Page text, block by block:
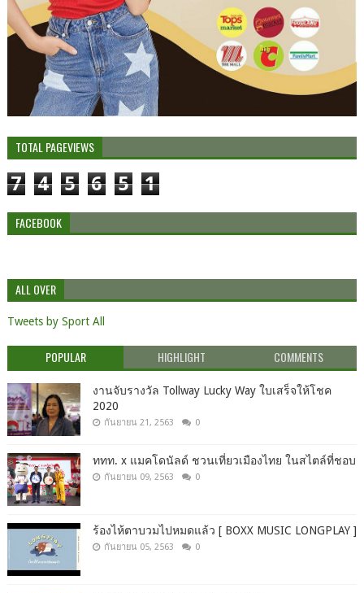
TOTAL PAGEVIEWS
7 4 5 6 5 1
FACEBOOK
ALL OVER
Tweets by Sport All
POPULAR HIGHLIGHT COMMENTS
งานจับรางวัล Tollway Lucky Way ใบเสร็จให้โชค
2020
กันยายน 21, 2563 0
ททท. x แมคโดนัลด์ ชวนเที่ยวเมืองไทย ในสไตล์ที่ชอบ
กันยายน 09, 2563 0
ร้องไห้ตาบวมไปหมดแล้ว [ BOXX MUSIC LONGPLAY ]
กันยายน 05, 2563 0